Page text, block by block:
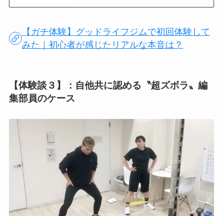
【ガチ体験】グッドライフジムで初回体験して
みた｜初心者が感じたリアルな本音は？
【体験談３】：自他共に認める〝超ズボラ〟編
集部員のケース